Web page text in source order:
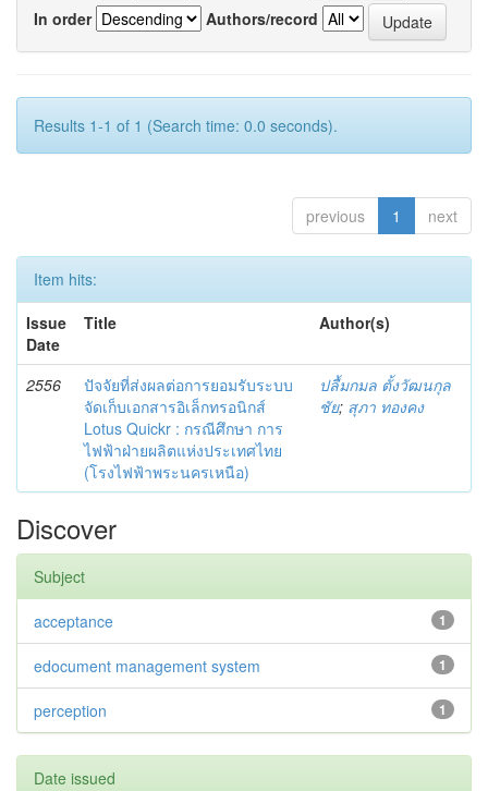
In order
Authors/record
Results 1-1 of 1 (Search time: 0.0 seconds).
previous 1 next
Item hits:
Issue
Date
Title Author(s)
2556
ปัจจัยที่ส่งผลต่อการยอมรับระบบ
จัดเก็บเอกสารอิเล็กทรอนิกส์
Lotus Quickr : กรณีศึกษา การ
ไฟฟ้าฝ่ายผลิตแห่งประเทศไทย
(โรงไฟฟ้าพระนครเหนือ)
ปลื้มกมล ตั้งวัฒนกุล
ชัย; สุภา ทองคง
Discover
Subject
1
acceptance
1
edocument management system
1
perception
Date issued